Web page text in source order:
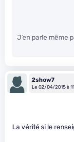
J’en parle même
2show7
Le 02/04/2015 à
La vérité si le